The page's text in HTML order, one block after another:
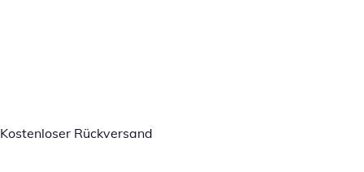
Kostenloser Rückversand